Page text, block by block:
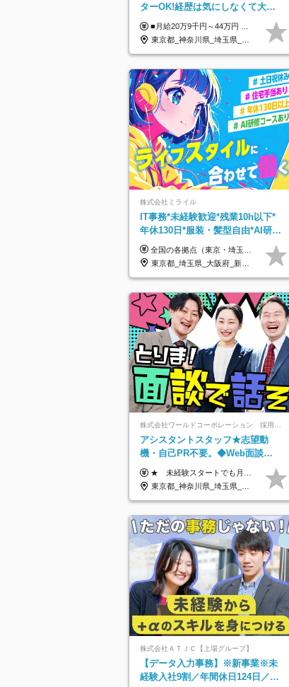
ターOK!経歴は気にしなくて大丈
夫★超大手リクルートグループの
正社員/sg
■月給20万9千円～44万円 ※経験・能力・前給を考慮の上、決定いたします ※時間外手当100％支給 ※派遣就業先が変更となる場合には、就業規則、労使協定等に基づき賃金が変更となる可能性があります 「とにかく私生活重視」「残業があっても稼ぎたい」といった希望も配属の際に考慮します。 ＜手当＞ ■職務担当手当 ■通勤手当（上限月3万円） ■残業手当（全額支給） ■住宅手当（5割を会社負担／就業規則に定めるところによる） ■扶養手当 ■別居手当 ■資格試験受講料補助（資格ごとに社内規定により決定） ■資格取得奨励金 （資格により2万円～20万円の祝金支給） ◎一例 ・基本情報技術者（5万円） ・プロジェクトマネージャー試験（10万円） ・応用情報技術者試験（10万円） ・ITストラテジスト試験（10万円） ・エンベデッドシステムスペシャリスト試験（10万円） ・ディジタル技術検定（情報1級：10万円、制御1級：10万円、情報2級、制御2級：5万円 ・TOEIC（R）テスト（600～729点：5万円、 730～799点：10万円、800点以上：15万円） など
東京都_神奈川県_埼玉県_千葉県_大阪府_愛知県_青森県_岩手県_宮城県_秋田県_山形県_福島県_茨城県_栃木県_群馬県_山梨県_長野県_福井県_静岡県_岐阜県_三重県_兵庫県_京都府_滋賀県_奈良県_広島県_岡山県_山口県_香川県_福岡県_熊本県_佐賀県_長崎県_大分県_宮崎県_鹿児島県
株式会社ミライル
IT事務*未経験歓迎*残業10h以下*
年休130日*服装・髪型自由*AI研修
あり*住宅手当あり*転勤なし
全国の各拠点（東京・埼玉・新潟・福岡・大阪）で募集中！ 給与は以下の通り、勤務地により異なります。 新潟勤務の場合 201,000円〜201,000円（試用期間変更なし）＋賞与 東京・埼玉勤務の場合 225,000円〜250,000円（試用期間 220,000円）＋賞与 福岡勤務の場合 182,000円〜220,000円（試用期間182,000円）＋賞与 大阪勤務の場合 210,000円〜210,000円（試用期間変更なし）＋賞与 初年度想定年収：280～300万円 ※残業代は全額支給します（1分単位でお支払いします） ※試用期間6ヵ月。試用期間中でも条件変わらず。 ※土日祝含めた勤務可能な方は、土日手当10,000円（毎月）を別途支給。
東京都_埼玉県_大阪府_新潟県_福岡県
株式会社ワールドコーポレーション 採用事業部【上場グループ】
アシスタントスタッフ★志望動
機・自己PR不要。◆Web面談
OK◆完全週休2日◆年収700万円
可/p13
★ 未経験スタートでも月収40万円以上も目指せます！ ★ ★ 試用期間6か月あり／給与・待遇に変更なし ★ ＼パターン①orパターン②で給与形態の選択が可能／ ＜パターン①＞ 月給+交通費+（残業代は全額別途支給） 【首都圏・関東・北信越】 月給30.0万円以上 【関西】 月給27.5万円以上 【中部】 月給26.5万円以上 【東北】 月給24.5万円以上 【北海道】 月給24.0万円以上 【九州・中四国】 月給25.5万円以上 ＜パターン②＞ 月給（固定残業代20H含む）+交通費+賞与年2回+残業代 （※20H場合を超過した場合は全額別途支給） 【首都圏・関東・北信越】 月給25.0万円以上 【関 西・中部】 月給24.5万円以上 【東 北・北海道・九州・中四国】 月給23.5万円以上 ※上記給与には固定残業代（月20H分）を含みます 固定残業代は残業の有無に関わらず支給し、超過分は別途全額支給いたします ①②の給与形態はご本人様と相談の上、最終的に会社が決定いたします （内定時に通知） ■給与改定年1回 ■(※)賞与年2回（昨年度支給実績2回／頑張りを評価） (※)支給条件に規定あり
東京都_神奈川県_埼玉県_千葉県_大阪府_愛知県_北海道_青森県_岩手県_宮城県_秋田県_山形県_福島県_茨城県_栃木県_群馬県_新潟県_山梨県_長野県_富山県_石川県_福井県_静岡県_岐阜県_三重県_兵庫県_京都府_滋賀県_奈良県_和歌山県_広島県_岡山県_鳥取県_島根県_山口県_徳島県_香川県_愛媛県_高知県_福岡県_佐賀県_長崎県_大分県_宮崎県_鹿児島県_沖縄県
株式会社ＡＴＪＣ【上場グループ】
【データ入力事務】※新事業※未
経験入社9割／年間休日124日／月